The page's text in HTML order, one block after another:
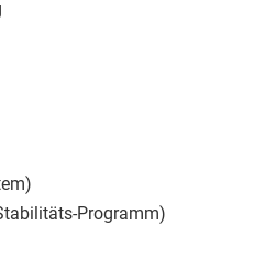
Programm)